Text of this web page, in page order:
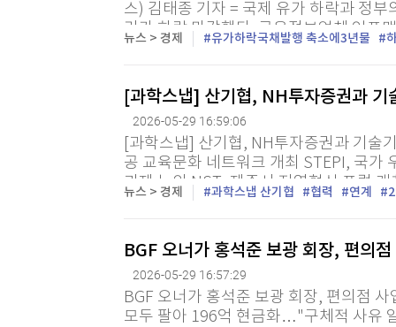
스) 김태종 기자 = 국제 유가 하락과 정
리가 하락 마감했다. 금융정보업체 인포
년 만기 국고채 금리는 전 거래일보다
뉴스 > 경제 유가하락국채발행 축소에3년물
[과학스냅] 산기협, NH투자증권과 기
2026-05-29 16:59:06
[과학스냅] 산기협, NH투자증권과 기술
공 교육문화 네트워크 개최 STEPI, 국가
과제 논의 NST, 제주서 지역혁신 포럼
업기술진흥협회가 NH투자증권과 기술
뉴스 > 경제 과학스냅 산기협 협력 연계
BGF 오너가 홍석준 보광 회장, 편의
2026-05-29 16:57:29
BGF 오너가 홍석준 보광 회장, 편의점
모두 팔아 196억 현금화…"구체적 사유